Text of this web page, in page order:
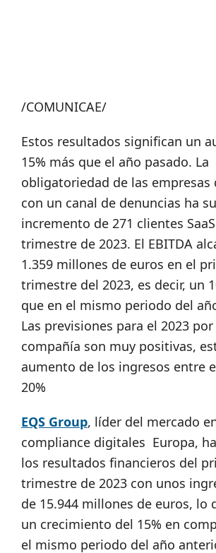
/COMUNICAE/
Estos resultados significan un
15% más que el año pasado. La
obligatoriedad de las empresas
con un canal de denuncias ha
incremento de 271 clientes
trimestre de 2023. El EBITDA
1.359 millones de euros en el
trimestre del 2023, es decir, un
que en el mismo periodo del
Las previsiones para el 2023
compañía son muy positivas,
aumento de los ingresos entre
20%
EQS Group, líder del mercado
compliance digitales Europa,
los resultados financieros del
trimestre de 2023 con unos
de 15.944 millones de euros, lo
un crecimiento del 15% en
el mismo periodo del año